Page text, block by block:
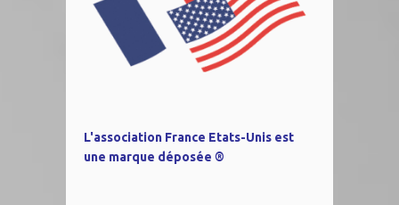
L'association France Etats-Unis est
une marque déposée ®